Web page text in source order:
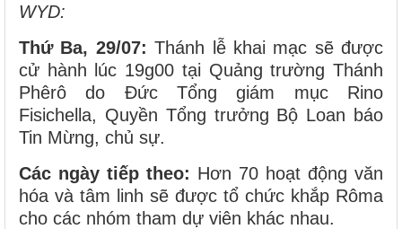
WYD:
Thứ Ba, 29/07: Thánh lễ khai mạc sẽ được
cử hành lúc 19g00 tại Quảng trường Thánh
Phêrô do Đức Tổng giám mục Rino
Fisichella, Quyền Tổng trưởng Bộ Loan báo
Tin Mừng, chủ sự.
Các ngày tiếp theo: Hơn 70 hoạt động văn
hóa và tâm linh sẽ được tổ chức khắp Rôma
cho các nhóm tham dự viên khác nhau.